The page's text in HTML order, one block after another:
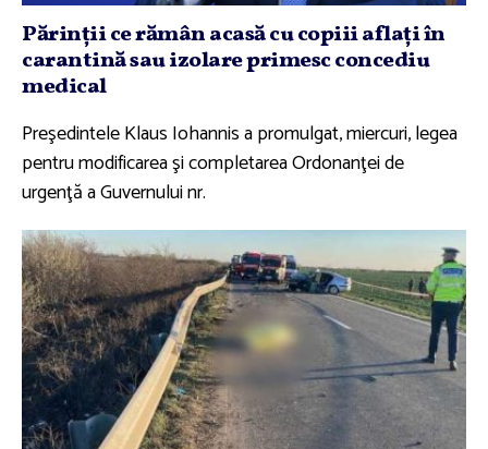
Părinţii ce rămân acasă cu copiii aflaţi în
carantină sau izolare primesc concediu
medical
Preşedintele Klaus Iohannis a promulgat, miercuri, legea
pentru modificarea şi completarea Ordonanţei de
urgenţă a Guvernului nr.